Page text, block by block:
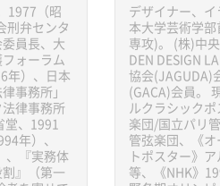
1977（昭
刑弁センタ
員長、大
ォーラム
年）、日本
事務所」
律事務所
堂、1991
年）、
、『実務体
』（第一
デザイナー、
本大学芸術学
専攻)。 (株)中
DEN DESIGN
協会(JAGUDA)
(GACA)会員。
ルクラシック
楽団/国立パリ
管弦楽団、《
トポスター》
等、《NHK》